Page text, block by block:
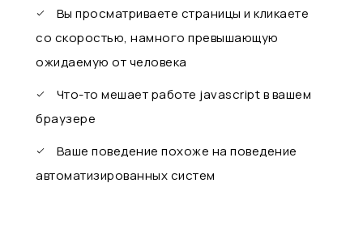
Вы просматриваете страницы и кликаете
со скоростью, намного превышающую
ожидаемую от человека
Что-то мешает работе javascript в вашем
браузере
Ваше поведение похоже на поведение
автоматизированных систем